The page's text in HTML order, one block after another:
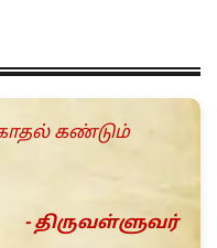
கண்டும்
- திருவள்ளுவர்